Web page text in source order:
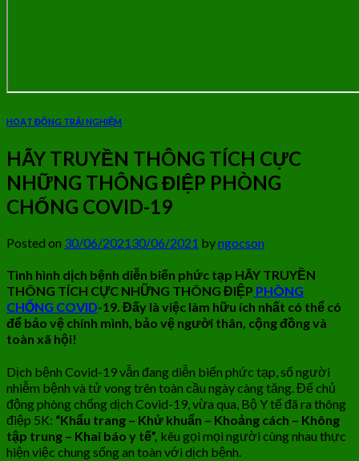
HOẠT ĐỘNG TRẢI NGHIỆM
HÃY TRUYỀN THÔNG TÍCH CỰC
NHỮNG THÔNG ĐIỆP PHÒNG
CHỐNG COVID-19
Posted on 30/06/202130/06/2021 byngocson
Tình hình dịch bệnh diễn biến phức tạp HÃY TRUYỀN
THÔNG TÍCH CỰC NHỮNG THÔNG ĐIỆP PHÒNG
CHỐNG COVID-19. Đấy là việc làm hữu ích nhất có thể có
để bảo vệ chính mình, bảo vệ người thân, cộng đồng và
toàn xã hội!
Dịch bệnh Covid-19 vẫn đang diễn biến phức tạp, số người
nhiễm bệnh và tử vong trên toàn cầu ngày càng tăng. Để chủ
động phòng chống dịch Covid-19, vừa qua, Bộ Y tế đã ra thông
điệp 5K: “Khẩu trang – Khử khuẩn – Khoảng cách – Không
tập trung – Khai báo y tế”, kêu gọi mọi người cùng nhau thực
hiện việc chung sống an toàn với dịch bệnh.